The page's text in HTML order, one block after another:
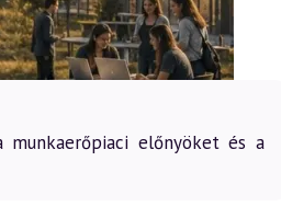
előnyöket és a